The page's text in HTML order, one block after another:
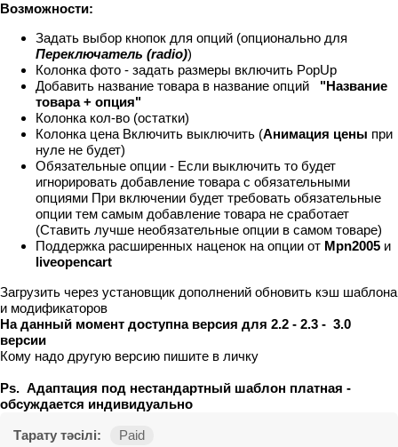
Возможности:
Задать выбор кнопок для опций (опционально для
Переключатель (radio))
Колонка фото - задать размеры включить PopUp
Добавить название товара в название опций
"Название
товара + опция"
Колонка кол-во (остатки)
Колонка цена Включить выключить (Анимация цены при
нуле не будет)
Обязательные опции - Если выключить то будет
игнорировать добавление товара с обязательными
опциями При включении будет требовать обязательные
опции тем самым добавление товара не сработает
(Ставить лучше необязательные опции в самом товаре)
Поддержка расширенных наценок на опции от Mpn2005 и
liveopencart
Загрузить через установщик дополнений обновить кэш шаблона
и модификаторов
На данный момент доступна версия для 2.2 - 2.3 - 3.0
версии
Кому надо другую версию пишите в личку
Ps. Адаптация под нестандартный шаблон платная -
обсуждается индивидуально
Тарату тәсілі: Paid